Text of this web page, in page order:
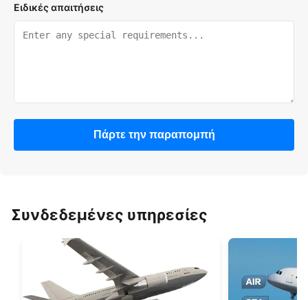
Ειδικές απαιτήσεις
Πάρτε την παραπομπή
Συνδεδεμένες υπηρεσίες